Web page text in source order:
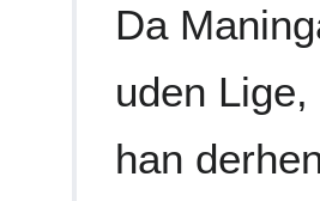
Da
uden
han